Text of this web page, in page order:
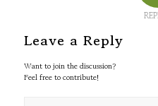
Leave a Reply
Want to join the discussion?
Feel free to contribute!